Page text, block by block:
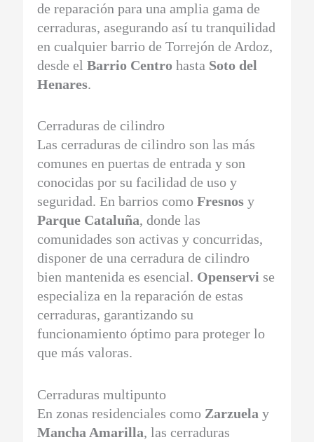
de reparación para una amplia gama de
cerraduras, asegurando así tu tranquilidad
en cualquier barrio de Torrejón de Ardoz,
desde elBarrio Centro hasta Soto del
Henares.
Cerraduras de cilindro
Las cerraduras de cilindro son las más
comunes en puertas de entrada y son
conocidas por su facilidad de uso y
seguridad. En barrios comoFresnos y
Parque Cataluña, donde las
comunidades son activas y concurridas,
disponer de una cerradura de cilindro
bien mantenida es esencial. Openservi se
especializa en la reparación de estas
cerraduras, garantizando su
funcionamiento óptimo para proteger lo
que más valoras.
Cerraduras multipunto
En zonas residenciales como Zarzuela y
Mancha Amarilla, las cerraduras